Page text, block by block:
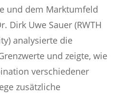
und dem Marktumfeld
Dirk Uwe Sauer (RWTH
analysierte die
und zeigte, wie
verschiedener
zusätzliche